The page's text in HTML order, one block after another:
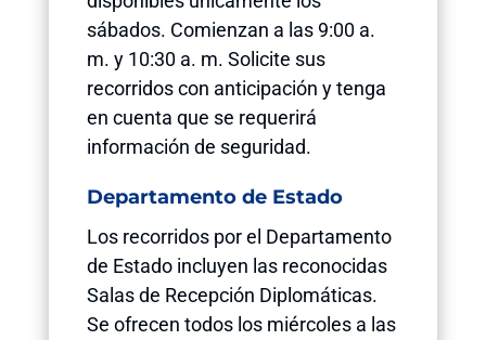
sábados. Comienzan a las 9:00 a.
m. y 10:30 a. m. Solicite sus
recorridos con anticipación y tenga
en cuenta que se requerirá
información de seguridad.
Departamento de Estado
Los recorridos por el Departamento
de Estado incluyen las reconocidas
Salas de Recepción Diplomáticas.
Se ofrecen todos los miércoles a las